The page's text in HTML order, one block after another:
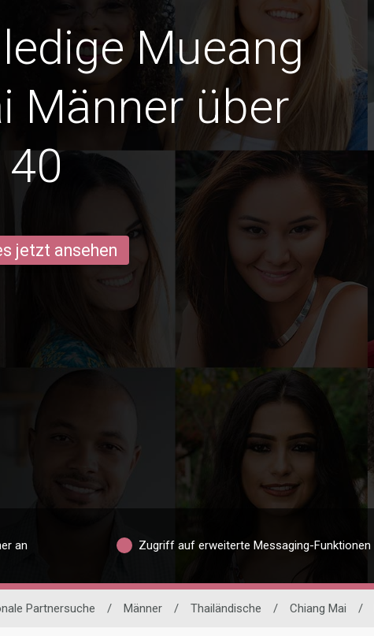
Mueang
Männer über
40
jetzt ansehen
an Zugriff auf erweiterte Messaging-Funktionen
Partnersuche / Männer / Thailändische / Chiang Mai /